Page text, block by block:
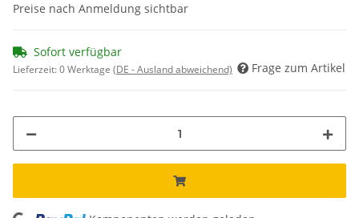
Preise nach Anmeldung sichtbar
Sofort verfügbar
Lieferzeit:0 Werktage (DE - Ausland abweichend) Frage zum Artikel